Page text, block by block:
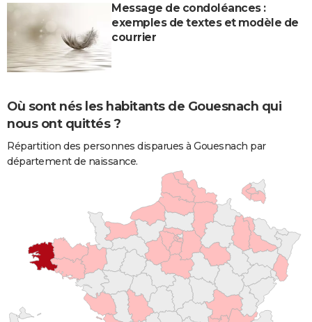
Message de condoléances :
exemples de textes et modèle de
courrier
Où sont nés les habitants de Gouesnach qui
nous ont quittés ?
Répartition des personnes disparues à Gouesnach par
département de naissance.